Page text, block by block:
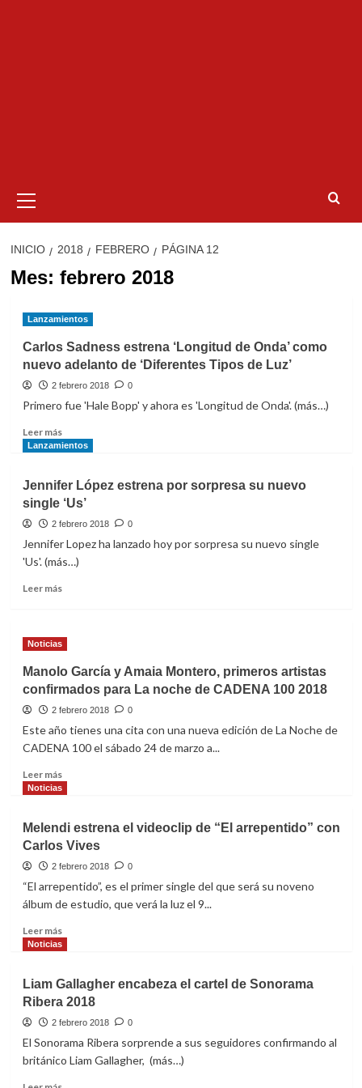
primario
INICIO 2018 FEBRERO PÁGINA 12
Mes: febrero 2018
Lanzamientos
Carlos Sadness estrena ‘Longitud de Onda’ como
nuevo adelanto de ‘Diferentes Tipos de Luz’
2 febrero 2018 0
Primero fue 'Hale Bopp' y ahora es 'Longitud de Onda'. (más…)
Leer másLeer
más
Sadness
estrena
‘Longitud
de
Onda’
como
Tipos
Luz’
Lanzamientos
Jennifer López estrena por sorpresa su nuevo
single ‘Us’
2 febrero 2018 0
Jennifer Lopez ha lanzado hoy por sorpresa su nuevo single
'Us'. (más…)
Leer másLeer
López
por
sorpresa
su
nuevo
‘Us’
Noticias
Manolo García y Amaia Montero, primeros artistas
confirmados para La noche de CADENA 100 2018
2 febrero 2018 0
Este año tienes una cita con una nueva edición de La Noche de
CADENA 100 el sábado 24 de marzo a...
Leer másLeer
más
García
y
Amaia
Montero,
primeros
artistas
para
de
CADENA
100
Noticias
Melendi estrena el videoclip de “El arrepentido” con
Carlos Vives
2 febrero 2018 0
“El arrepentido”, es el primer single del que será su noveno
álbum de estudio, que verá la luz el 9...
Leer másLeer
más
estrena
el
videoclip
arrepentido”
Noticias
Liam Gallagher encabeza el cartel de Sonorama
Ribera 2018
2 febrero 2018 0
El Sonorama Ribera sorprende a sus seguidores confirmando al
británico Liam Gallagher, (más…)
Leer